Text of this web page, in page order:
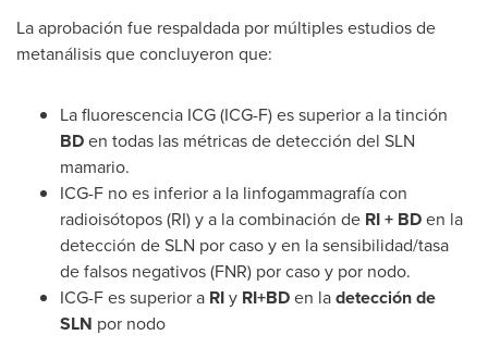
La aprobación fue respaldada por múltiples estudios de
metanálisis que concluyeron que:
La fluorescencia ICG (ICG-F) es superior a la tinción
BDen todas las métricas de detección del SLN
mamario.
ICG-F no es inferior a la linfogammagrafíacon
radioisótopos(RI) y a la combinación de RI + BDen la
detección deSLN por caso y en la sensibilidad/tasa
de falsos negativos (FNR) por caso y por nodo.
ICG-Fes superior a RIy RI+BDen ladetección de
SLN por nodo